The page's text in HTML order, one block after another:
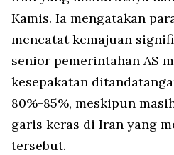
Kamis. Ia mengatakan
mencatat kemajuan
senior pemerintahan AS
kesepakatan
80%-85%, meskipun
garis keras di Iran yang
tersebut.